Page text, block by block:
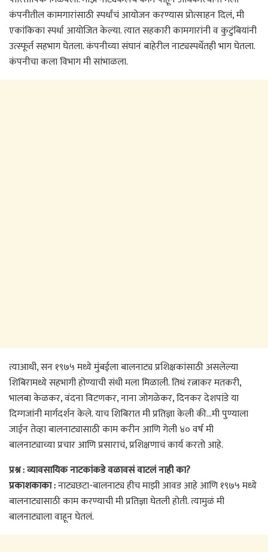
कंपनीतील कामगारांसाठी स्पर्धांचं आयोजन करण्यास प्रोत्साहन दिलं, मी
एकांकिका स्पर्धा आयोजित केल्या. त्यात सहकारी कामगारांनी व कुटुंबियांनी
उत्स्फूर्त सहभाग घेतला. कंपनीच्या संघानं बाहेरील नाट्यस्पर्धेतही भाग घेतला.
कंपनीचा कला विभाग मी सांभाळला.
त्याआधी, सन १९७५ मध्ये मुंबईला बालनाट्य प्रशिक्षकांसाठी असलेल्या
शिबिरामध्ये सहभागी होण्याची संधी मला मिळाली. तिथं रत्नाकर मतकरी,
भालबा केळकर, वंदना विटणकर, नाना जोगळेकर, दिनकर देशपांडे या
दिग्गजांनी मार्गदर्शन केले. याच शिबिरात मी प्रतिज्ञा केली की…मी पुण्याला
जाईन तेव्हा बालनाट्यासाठी काम करीन आणि गेली ४० वर्ष मी
बालनाट्याच्या प्रचार आणि प्रसाराचं, प्रशिक्षणाचं कार्य करतो आहे.
प्रश्न : व्यावसायिक नाटकांकडे वळावसं वाटलं नाही का?
प्रकाशकाका :नाट्यछटा-बालनाट्य हीच माझी आवड आहे आणि १९७५ मध्ये
बालनाट्यासाठी काम करण्याची मी प्रतिज्ञा घेतली होती. त्यामुळं मी
बालनाट्याला वाहून घेतलं.